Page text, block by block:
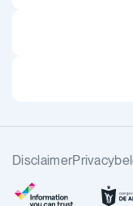
Disclaimer